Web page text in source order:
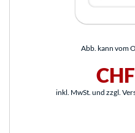
Abb. kann vom
inkl. MwSt. und zzgl.